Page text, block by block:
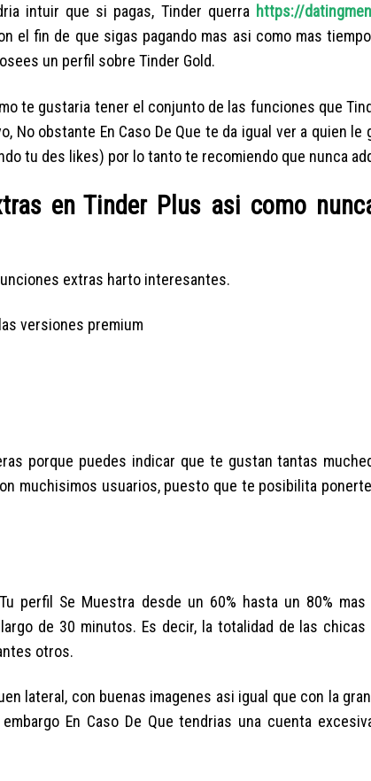
intuir que si pagas, Tinder querra https://
el fin de que sigas pagando mas asi­ como mas
un perfil sobre Tinder Gold.
te gustaria tener el conjunto de las funciones que
No obstante En Caso De Que te da igual ver a quien
tu des likes) por lo tanto te recomiendo que nunca
en Tinder Plus asi­ como
extras harto interesantes.
versiones premium
porque puedes indicar que te gustan tantas
muchisimos usuarios, puesto que te posibilita
perfil Se Muestra desde un 60% hasta un 80%
de 30 minutos. Es decir, la totalidad de las
otros.
lateral, con buenas imagenes asi­ igual que con la
En Caso De Que tendri­as una cuenta